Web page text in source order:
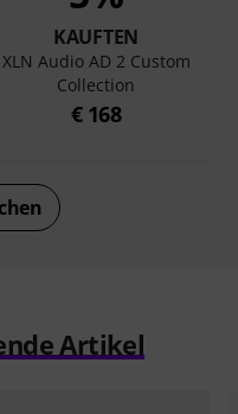
KAUFTEN
XLN Audio AD 2 Custom
Collection
€ 168
Artikel